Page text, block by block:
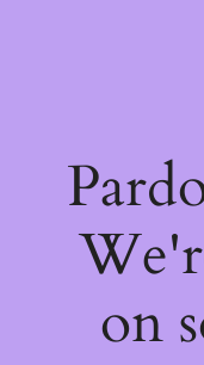
on